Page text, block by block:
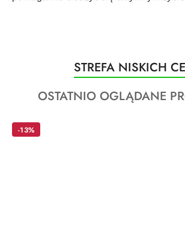
Pomiń karuzelę produktów
Produkty
o
statusie:
STREFA NISKICH
Produkty
statusie:
OSTATNIO OGLĄDANE
-13%